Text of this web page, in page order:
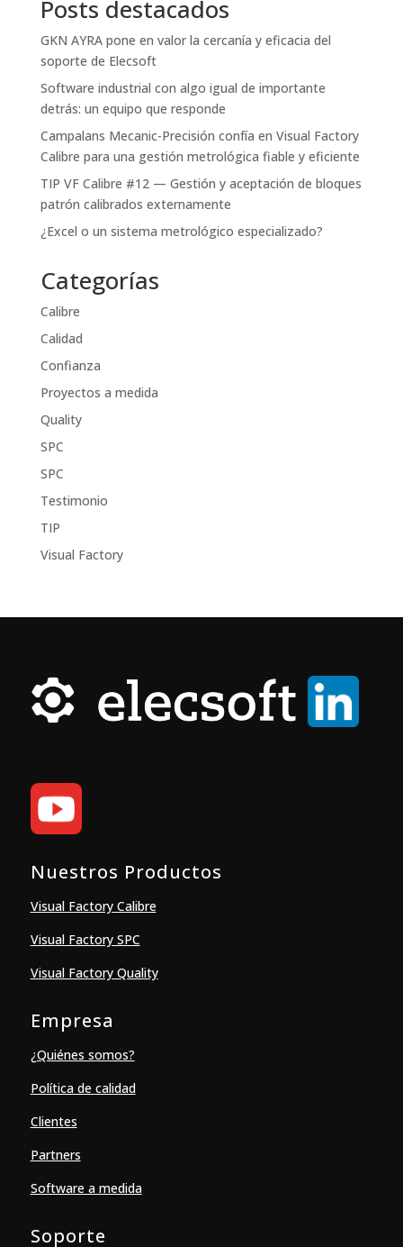
Posts destacados
GKN AYRA pone en valor la cercanía y eficacia del
soporte de Elecsoft
Software industrial con algo igual de importante
detrás: un equipo que responde
Campalans Mecanic-Precisión confía en Visual Factory
Calibre para una gestión metrológica fiable y eficiente
TIP VF Calibre #12 — Gestión y aceptación de bloques
patrón calibrados externamente
¿Excel o un sistema metrológico especializado?
Categorías
Calibre
Calidad
Confianza
Proyectos a medida
Quality
SPC
SPC
Testimonio
TIP
Visual Factory
Nuestros Productos
Visual Factory Calibre
Visual Factory SPC
Visual Factory Quality
Empresa
¿Quiénes somos?
Política de calidad
Clientes
Partners
Software a medida
Soporte